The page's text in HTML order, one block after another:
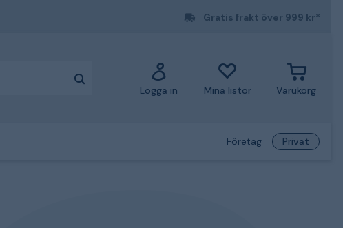
Gratis frakt över 999 kr*
Logga in Mina listor Varukorg
Företag Privat